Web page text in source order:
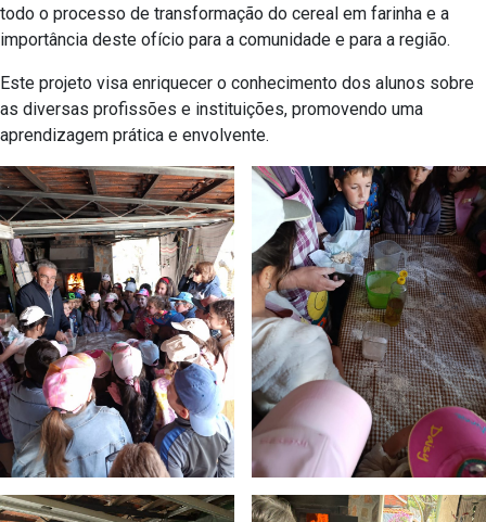
todo o processo de transformação do cereal em farinha e a
importância deste ofício para a comunidade e para a região.
Este projeto visa enriquecer o conhecimento dos alunos sobre
as diversas profissões e instituições, promovendo uma
aprendizagem prática e envolvente.